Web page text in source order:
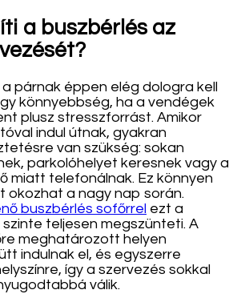
a buszbérlés az
párnak éppen elég dologra kell
könnyebbség, ha a vendégek
plusz stresszforrást. Amikor
indul útnak, gyakran
van szükség: sokan
parkolóhelyet keresnek vagy a
miatt telefonálnak. Ez könnyen
okozhat a nagy nap során.
buszbérlés sofőrrel ezt a
teljesen megszünteti. A
meghatározott helyen
indulnak el, és egyszerre
így a szervezés sokkal
válik.